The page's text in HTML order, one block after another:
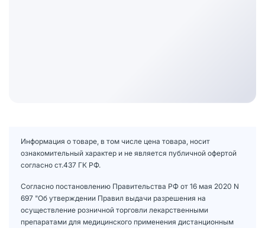
Информация о товаре, в том числе цена товара, носит
ознакомительный характер и не является публичной офертой
согласно ст.437 ГК РФ.
Согласно постановлению Правительства РФ от 16 мая 2020 N
697 "Об утверждении Правил выдачи разрешения на
осуществление розничной торговли лекарственными
препаратами для медицинского применения дистанционным